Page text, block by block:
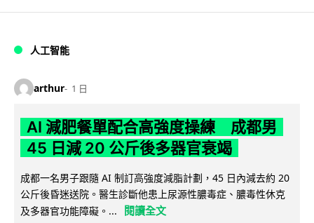
人工智能
arthur 1 日
AI 減肥餐單配合高強度操練 成都男
45 日減 20 公斤後多器官衰竭
成都一名男子跟隨 AI 制訂高強度減脂計劃，45 日內減去約 20
公斤後昏迷送院。醫生診斷他患上尿源性膿毒症、膿毒性休克
及多器官功能障礙。...
閱讀全文